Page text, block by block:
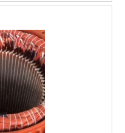
hídrica voltadas para